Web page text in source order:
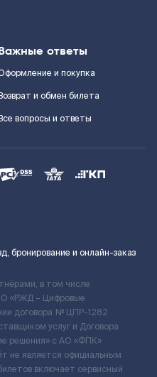
ответы
и покупка
и обмен билета
вопросы и ответы
бронирование и онлайн-заказ
в том числе
«РЖД – Цифровые
договора № ЦПР-1282
услуг и Договора
решения» c АО «ФПК»
не является официальным
включает сервисный